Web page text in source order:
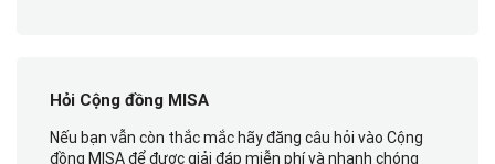
Hỏi Cộng đồng MISA
Nếu bạn vẫn còn thắc mắc hãy đăng câu hỏi vào Cộng
đồng MISA để được giải đáp miễn phí và nhanh chóng